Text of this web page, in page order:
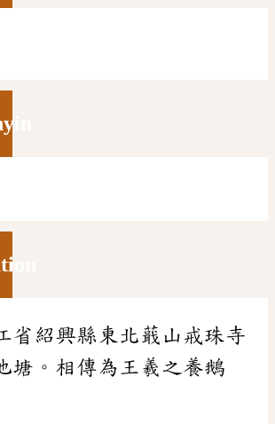
省紹興縣東北蕺山戒珠寺
塘。相傳為王羲之養鵝